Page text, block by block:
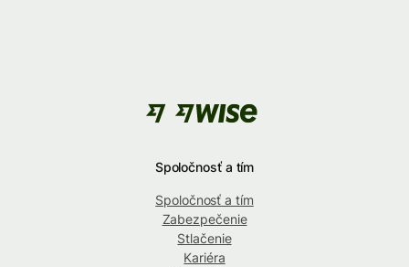
Spoločnosť a tím
Spoločnosť a tím
Zabezpečenie
Stlačenie
Kariéra